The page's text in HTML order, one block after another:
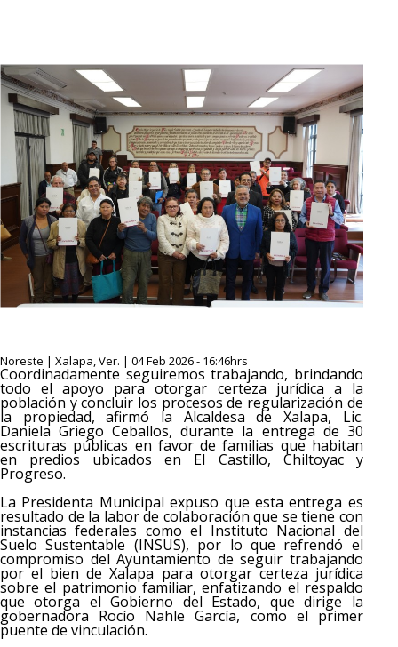
Noreste | Xalapa, Ver. | 04 Feb 2026 - 16:46hrs
Coordinadamente seguiremos trabajando, brindando
todo el apoyo para otorgar certeza jurídica a la
población y concluir los procesos de regularización de
la propiedad, afirmó la Alcaldesa de Xalapa, Lic.
Daniela Griego Ceballos, durante la entrega de 30
escrituras públicas en favor de familias que habitan
en predios ubicados en El Castillo, Chiltoyac y
Progreso.
La Presidenta Municipal expuso que esta entrega es
resultado de la labor de colaboración que se tiene con
instancias federales como el Instituto Nacional del
Suelo Sustentable (INSUS), por lo que refrendó el
compromiso del Ayuntamiento de seguir trabajando
por el bien de Xalapa para otorgar certeza jurídica
sobre el patrimonio familiar, enfatizando el respaldo
que otorga el Gobierno del Estado, que dirige la
gobernadora Rocío Nahle García, como el primer
puente de vinculación.